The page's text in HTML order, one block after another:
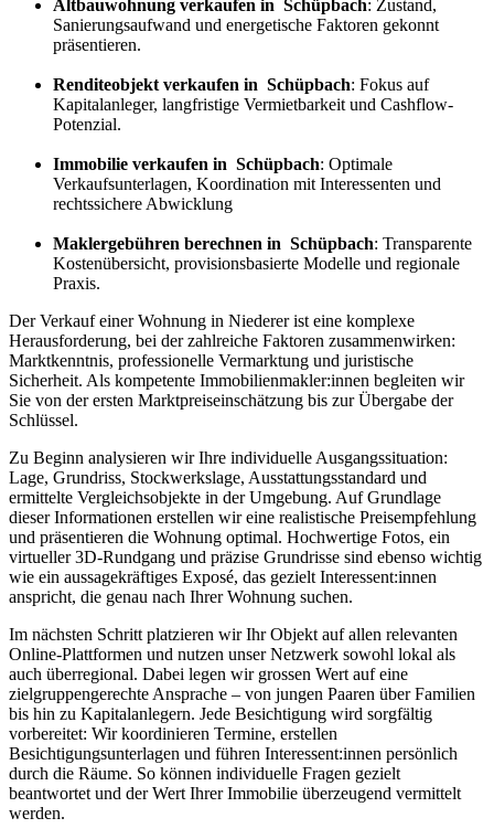
Altbauwohnung verkaufen in Schüpbach: Zustand,
Sanierungsaufwand und energetische Faktoren gekonnt
präsentieren.
Renditeobjekt verkaufen in Schüpbach: Fokus auf
Kapitalanleger, langfristige Vermietbarkeit und Cashflow-
Potenzial.
Immobilie verkaufen in Schüpbach: Optimale
Verkaufsunterlagen, Koordination mit Interessenten und
rechtssichere Abwicklung
Maklergebühren berechnen in Schüpbach: Transparente
Kostenübersicht, provisionsbasierte Modelle und regionale
Praxis.
Der Verkauf einer Wohnung in Niederer ist eine komplexe
Herausforderung, bei der zahlreiche Faktoren zusammenwirken:
Marktkenntnis, professionelle Vermarktung und juristische
Sicherheit. Als kompetente Immobilienmakler:innen begleiten wir
Sie von der ersten Marktpreiseinschätzung bis zur Übergabe der
Schlüssel.
Zu Beginn analysieren wir Ihre individuelle Ausgangssituation:
Lage, Grundriss, Stockwerkslage, Ausstattungsstandard und
ermittelte Vergleichsobjekte in der Umgebung. Auf Grundlage
dieser Informationen erstellen wir eine realistische Preisempfehlung
und präsentieren die Wohnung optimal. Hochwertige Fotos, ein
virtueller 3D-Rundgang und präzise Grundrisse sind ebenso wichtig
wie ein aussagekräftiges Exposé, das gezielt Interessent:innen
anspricht, die genau nach Ihrer Wohnung suchen.
Im nächsten Schritt platzieren wir Ihr Objekt auf allen relevanten
Online-Plattformen und nutzen unser Netzwerk sowohl lokal als
auch überregional. Dabei legen wir grossen Wert auf eine
zielgruppengerechte Ansprache – von jungen Paaren über Familien
bis hin zu Kapitalanlegern. Jede Besichtigung wird sorgfältig
vorbereitet: Wir koordinieren Termine, erstellen
Besichtigungsunterlagen und führen Interessent:innen persönlich
durch die Räume. So können individuelle Fragen gezielt
beantwortet und der Wert Ihrer Immobilie überzeugend vermittelt
werden.